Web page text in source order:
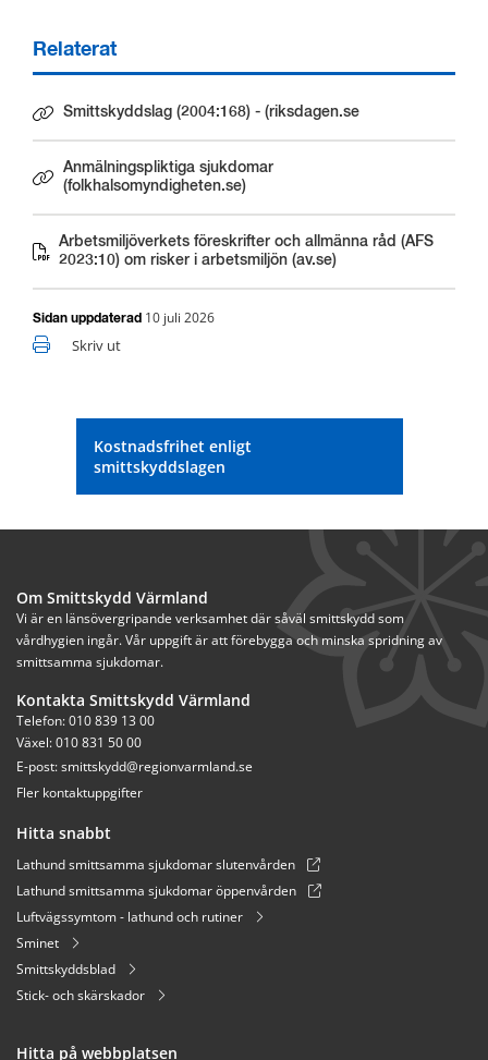
Kostnadsfrihet enligt
smittskyddslagen
Relaterat
Smittskyddslag (2004:168) - (riksdagen.se
Länk till annan webbplats.
Anmälningspliktiga sjukdomar
(folkhalsomyndigheten.se)
Länk till annan webbplats.
Arbetsmiljöverkets föreskrifter och allmänna råd (AFS
2023:10) om risker i arbetsmiljön (av.se)
Länk till annan webbplats.
Sidan uppdaterad 10 juli 2026
Skriv ut
Om Smittskydd Värmland
Vi är en länsövergripande verksamhet där såväl smittskydd som
vårdhygien ingår. Vår uppgift är att förebygga och minska spridning av
smittsamma sjukdomar.
Kontakta Smittskydd Värmland
Telefon: 010 839 13 00
Växel: 010 831 50 00
E-post: smittskydd@regionvarmland.se
Fler kontaktuppgifter
Hitta snabbt
Lathund smittsamma sjukdomar slutenvården
Lathund smittsamma sjukdomar öppenvården
Luftvägssymtom - lathund och rutiner
Sminet
Smittskyddsblad
Stick- och skärskador
Hitta på webbplatsen